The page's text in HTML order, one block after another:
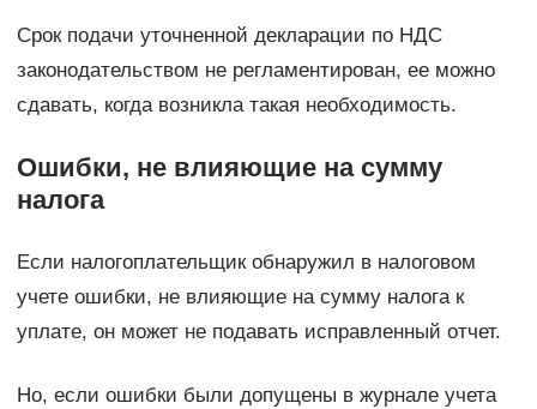
Срок подачи уточненной декларации по НДС
законодательством не регламентирован, ее можно
сдавать, когда возникла такая необходимость.
Ошибки, не влияющие на сумму
налога
Если налогоплательщик обнаружил в налоговом
учете ошибки, не влияющие на сумму налога к
уплате, он может не подавать исправленный отчет.
Но, если ошибки были допущены в журнале учета